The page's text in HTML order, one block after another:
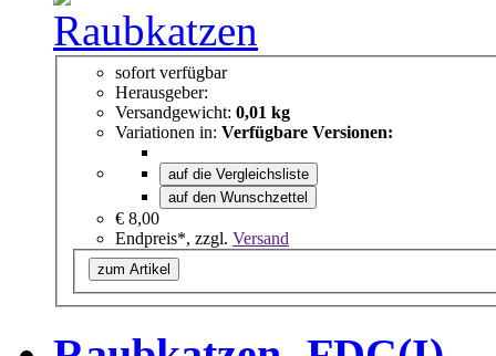
sofort verfügbar
Herausgeber:
Versandgewicht: 0,01 kg
Variationen in: Verfügbare Versionen:
auf die Vergleichsliste
auf den Wunschzettel
€ 8,00
Endpreis*, zzgl. Versand
zum Artikel